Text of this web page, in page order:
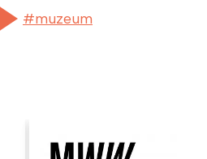
muzeum
wydarzenia z